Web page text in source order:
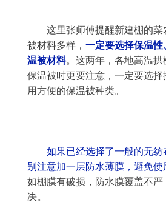
被材料多样， 一定要选择保温
温被材料。这两年，各地高温
保温被时更要注意，一定要选
用方便的保温被种类。
如果已经选择了一般的无
别注意加一层防水薄膜，避免使
如棚膜有破损，防水膜覆盖不
决。